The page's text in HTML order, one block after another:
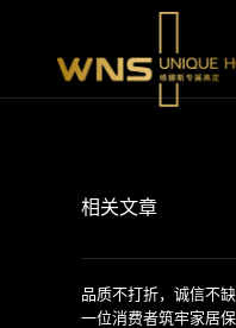
相关文章
品质不打折，诚信不
一位消费者筑牢家居